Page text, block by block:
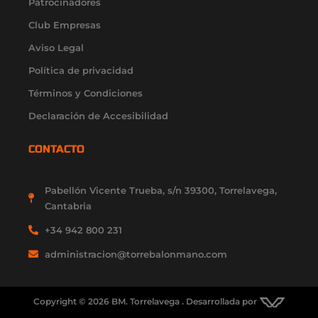
m -
r
Club Empresas
Aviso Legal
Política de privacidad
Términos y Condiciones
Declaración de Accesibilidad
CONTACTO
Pabellón Vicente Trueba, s/n 39300, Torrelavega,
Cantabria
+34 942 800 231
administracion@torrebalonmano.com
Copyright © 2026 BM. Torrelavega . Desarrollada por